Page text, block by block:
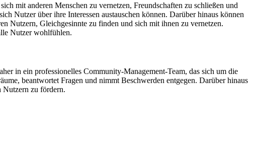
mit anderen Menschen zu vernetzen, Freundschaften zu schließen und
Nutzer über ihre Interessen austauschen können. Darüber hinaus können
Nutzern, Gleichgesinnte zu finden und sich mit ihnen zu vernetzen.
Nutzer wohlfühlen.
in ein professionelles Community-Management-Team, das sich um die
beantwortet Fragen und nimmt Beschwerden entgegen. Darüber hinaus
Nutzern zu fördern.